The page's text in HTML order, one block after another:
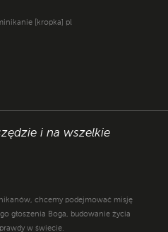
[kropka] pl
i na wszelkie
chcemy podejmować misję
głoszenia Boga, budowanie życia
w świecie.